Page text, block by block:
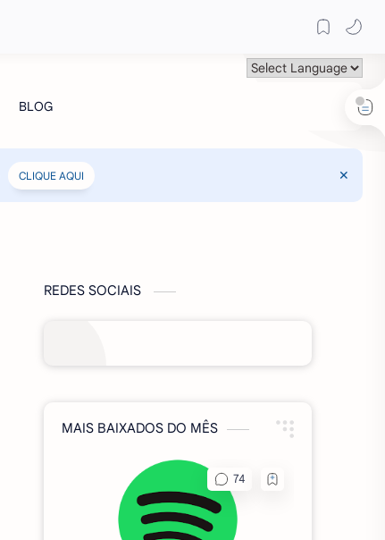
CLIQUE AQUI
REDES SOCIAIS
MAIS BAIXADOS DO MÊS